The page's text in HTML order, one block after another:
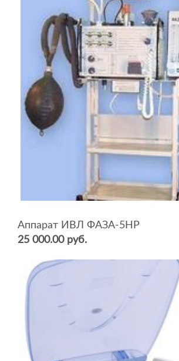
Аппарат ИВЛ ФАЗА-5НР
25 000.00 руб.